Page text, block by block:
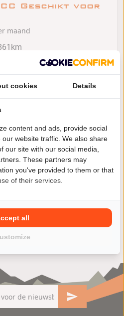
Geschikt voor
maand
Kies je voor een Mutt
verzekerd van kwaliteit
Vind jouw Mutt Hilts 250
snel in ons ruime aanbod
ook motorzaken.
cookies Details
content and ads, provide social
website traffic. We also share
our site with our social media,
These partners may
you've provided to them or that
of their services.
all